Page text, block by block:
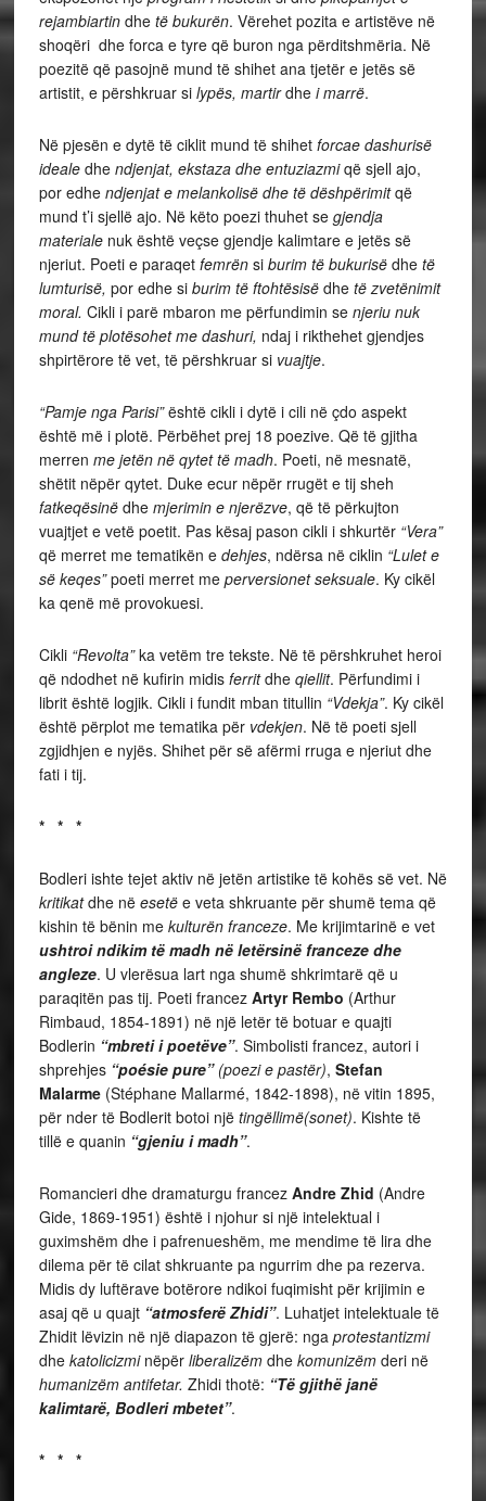
rejambiartindhe të bukurën. Vërehet pozita e artistëve në
shoqëri dhe forca e tyre që buron nga përditshmëria. Në
poezitë që pasojnë mund të shihet ana tjetër e jetës së
artistit, e përshkruar si lypës, martirdhei marrë.
Në pjesën e dytë të ciklit mund të shihet forcae dashurisë
ideale dhendjenjat, ekstaza dhe entuziazmiqë sjell ajo,
por edhe ndjenjat e melankolisë dhe të dëshpërimitqë
mund t’i sjellë ajo. Në këto poezi thuhet se gjendja
materiale nuk është veçse gjendje kalimtare e jetës së
njeriut. Poeti e paraqet femrënsi burim të bukurisëdhe të
lumturisë, por edhe si burim të ftohtësisë dhetë zvetënimit
moral. Cikli i parë mbaron me përfundimin se njeriu nuk
mund të plotësohet me dashuri, ndaj i rikthehet gjendjes
shpirtërore të vet, të përshkruar si vuajtje.
“Pamje nga Parisi”është cikli i dytë i cili në çdo aspekt
është më i plotë. Përbëhet prej 18 poezive. Që të gjitha
merren me jetën në qytet të madh. Poeti, në mesnatë,
shëtit nëpër qytet. Duke ecur nëpër rrugët e tij sheh
fatkeqësinë dhemjerimin e njerëzve, që të përkujton
vuajtjet e vetë poetit. Pas kësaj pason cikli i shkurtër “Vera”
që merret me tematikën e dehjes, ndërsa në ciklin “Lulet e
së keqes”poeti merret me perversionet seksuale. Ky cikël
ka qenë më provokuesi.
Cikli “Revolta”ka vetëm tre tekste. Në të përshkruhet heroi
që ndodhet në kufirin midis ferritdhe qiellit. Përfundimi i
librit është logjik. Cikli i fundit mban titullin “Vdekja”. Ky cikël
është përplot me tematika për vdekjen. Në të poeti sjell
zgjidhjen e nyjës. Shihet për së afërmi rruga e njeriut dhe
fati i tij.
* * *
Bodleri ishte tejet aktiv në jetën artistike të kohës së vet. Në
kritikatdhe në esetëe veta shkruante për shumë tema që
kishin të bënin me kulturën franceze. Me krijimtarinë e vet
ushtroi ndikim të madh në letërsinë franceze dhe
angleze. U vlerësua lart nga shumë shkrimtarë që u
paraqitën pas tij. Poeti francez Artyr Rembo (Arthur
Rimbaud, 1854-1891) në një letër të botuar e quajti
Bodlerin “mbreti i poetëve”. Simbolisti francez, autori i
shprehjes “poésie pure” (poezi e pastër), Stefan
Malarme (Stéphane Mallarmé, 1842-1898), në vitin 1895,
për nder të Bodlerit botoi një tingëllimë(sonet). Kishte të
tillë e quanin “gjeniu i madh”.
Romancieri dhe dramaturgu francez Andre Zhid (Andre
Gide, 1869-1951) është i njohur si një intelektual i
guximshëm dhe i pafrenueshëm, me mendime të lira dhe
dilema për të cilat shkruante pa ngurrim dhe pa rezerva.
Midis dy luftërave botërore ndikoi fuqimisht për krijimin e
asaj që u quajt “atmosferë Zhidi”. Luhatjet intelektuale të
Zhidit lëvizin në një diapazon të gjerë: nga protestantizmi
dhe katolicizminëpër liberalizëmdhe komunizëmderi në
humanizëm antifetar. Zhidi thotë: “Të gjithë janë
kalimtarë, Bodleri mbetet”.
* * *